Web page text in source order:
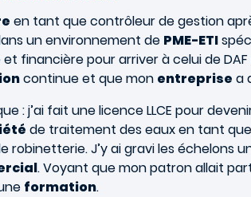
en tant que contrôleur de gestion
un environnement de PME-ETI
financière pour arriver à celui de DAF
continue et que mon entreprise a
: j’ai fait une licence LLCE pour
de traitement des eaux en tant que
J’y ai gravi les échelons
. Voyant que mon patron allait
formation.